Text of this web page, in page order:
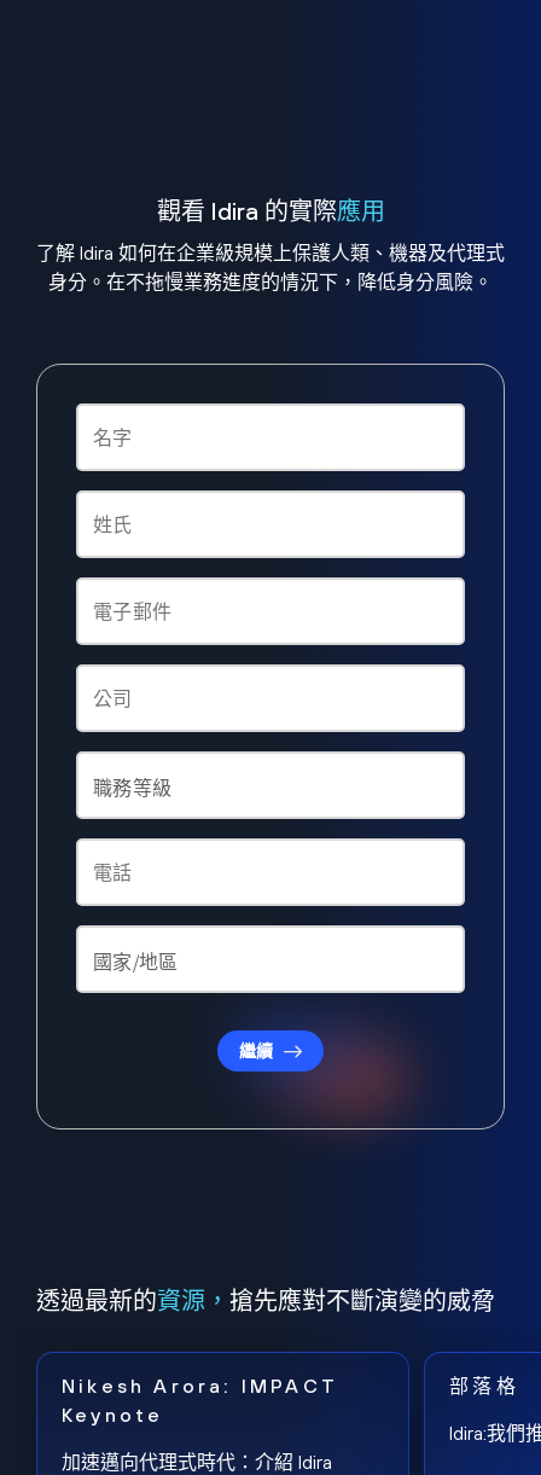
觀看 Idira 的實際應用
了解 Idira 如何在企業級規模上保護人類、機器及代理式
身分。在不拖慢業務進度的情況下，降低身分風險。
繼續
透過最新的資源， 搶先應對不斷演變的威脅
Nikesh Arora: IMPACT
Keynote
加速邁向代理式時代：介紹 Idira
部落格
Idira:我們